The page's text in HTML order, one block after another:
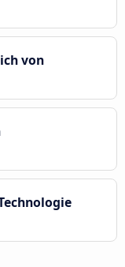
von